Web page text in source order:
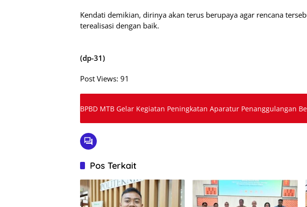
Kendati demikian, dirinya akan terus berupaya agar rencana
terealisasi dengan baik.
(dp-31)
Post Views: 91
BPBD MTB Gelar Kegiatan Peningkatan Aparatur Penanggulangan
Pos Terkait